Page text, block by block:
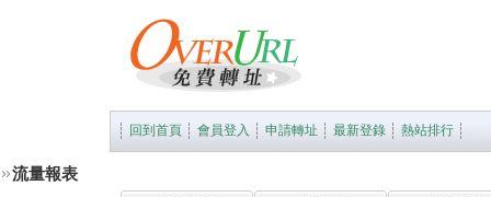
回到首頁 會員登入 申請轉址 最新登錄 熱站排行
流量報表